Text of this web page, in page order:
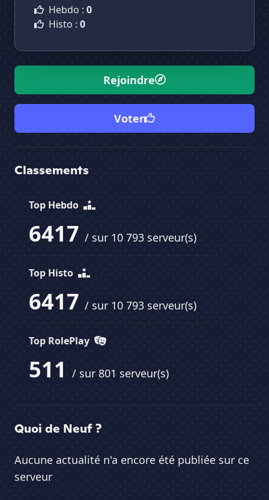
Hebdo : 0
Histo : 0
Rejoindre
Voter
Classements
Top Hebdo
6417 / sur 10 793 serveur(s)
Top Histo
6417 / sur 10 793 serveur(s)
Top RolePlay
511 / sur 801 serveur(s)
Quoi de Neuf ?
Aucune actualité n'a encore été publiée sur ce
serveur